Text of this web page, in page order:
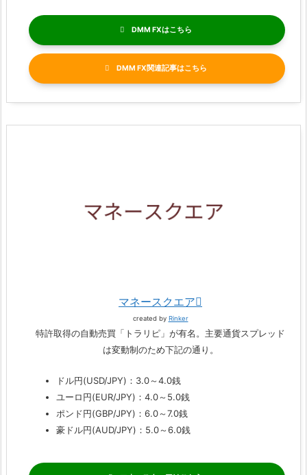
DMM FX
DMM FX関連記事
マネースクエア
created by Rinker
特許取得の自動売買「トラリピ」が有名。主要通貨スプレッド
は変動制のため下記の通り。
ドル円(USD/JPY)：3.0～4.0銭
ユーロ円(EUR/JPY)：4.0～5.0銭
ポンド円(GBP/JPY)：6.0～7.0銭
豪ドル円(AUD/JPY)：5.0～6.0銭